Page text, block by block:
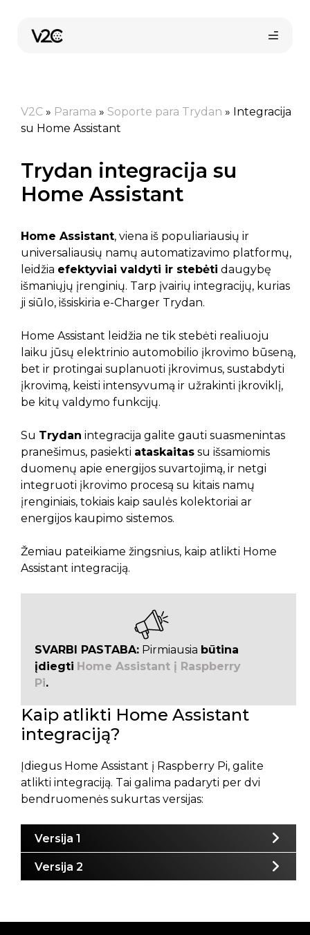
turinio
Pirkti internetu
V2C » Parama » Soporte para Trydan » Integracija
su Home Assistant
Trydan integracija su
Home Assistant
Home Assistant, viena iš populiariausių ir
universaliausių namų automatizavimo platformų,
leidžia efektyviai valdyti ir stebėti daugybę
išmaniųjų įrenginių. Tarp įvairių integracijų, kurias
ji siūlo, išsiskiria e-Charger Trydan.
Home Assistant leidžia ne tik stebėti realiuoju
laiku jūsų elektrinio automobilio įkrovimo būseną,
bet ir protingai suplanuoti įkrovimus, sustabdyti
įkrovimą, keisti intensyvumą ir užrakinti įkroviklį,
be kitų valdymo funkcijų.
Su Trydan integracija galite gauti suasmenintas
pranešimus, pasiekti ataskaitas su išsamiomis
duomenų apie energijos suvartojimą, ir netgi
integruoti įkrovimo procesą su kitais namų
įrenginiais, tokiais kaip saulės kolektoriai ar
energijos kaupimo sistemos.
Žemiau pateikiame žingsnius, kaip atlikti Home
Assistant integraciją.
SVARBI PASTABA: Pirmiausia būtina
įdiegti Home Assistant į Raspberry
Pi.
Kaip atlikti Home Assistant
integraciją?
Įdiegus Home Assistant į Raspberry Pi, galite
atlikti integraciją. Tai galima padaryti per dvi
bendruomenės sukurtas versijas:
Versija 1
Versija 2